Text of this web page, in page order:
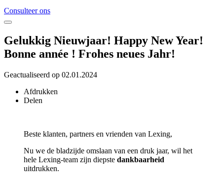
Consulteer ons
Gelukkig Nieuwjaar! Happy New Year!
Bonne année ! Frohes neues Jahr!
Geactualiseerd op 02.01.2024
Afdrukken
Delen
Beste klanten, partners en vrienden van Lexing,
Nu we de bladzijde omslaan van een druk jaar, wil het
hele Lexing-team zijn diepste dankbaarheid
uitdrukken.